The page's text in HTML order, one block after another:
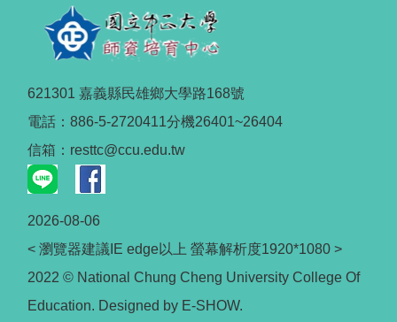
621301 嘉義縣民雄鄉大學路168號
電話：886-5-2720411分機26401~26404
信箱：resttc@ccu.edu.tw
2026-08-06
< 瀏覽器建議IE edge以上 螢幕解析度1920*1080 >
2022 © National Chung Cheng University College Of
Education. Designed by E-SHOW.